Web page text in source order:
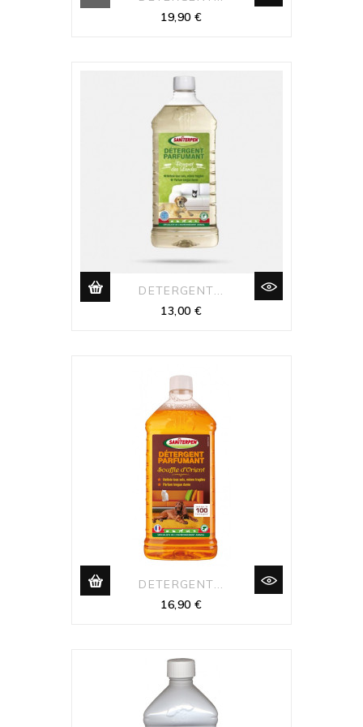
19,90 €Prix
DETERGENT...
13,00 €Prix
DETERGENT...
16,90 €Prix